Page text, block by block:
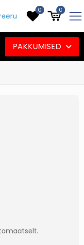
0 0
PAKKUMISED